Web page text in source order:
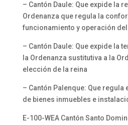
– Cantón Daule: Que expide la
Ordenanza que regula la
funcionamiento y operación
– Cantón Daule: Que expide la
la Ordenanza sustitutiva a la
elección de la reina
– Cantón Palenque: Que
de bienes inmuebles e
E-100-WEA Cantón Santo